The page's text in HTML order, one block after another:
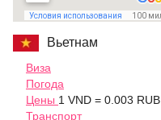
Вьетнам
Виза
Погода
Цены 1 VND = 0.003 RUB
Транспорт